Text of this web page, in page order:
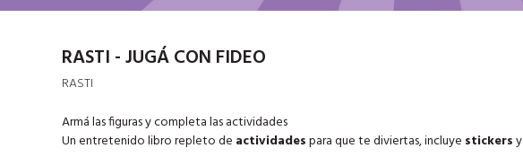
RASTI - JUGÁ CON FIDEO
RASTI
Armá las figuras y completa las actividades
Un entretenido libro repleto de actividadespara que te diviertas, incluye stickers